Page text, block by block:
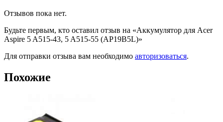
Отзывов пока нет.
Будьте первым, кто оставил отзыв на «Аккумулятор для Acer
Aspire 5 A515-43, 5 A515-55 (AP19B5L)»
Для отправки отзыва вам необходимо авторизоваться.
Похожие